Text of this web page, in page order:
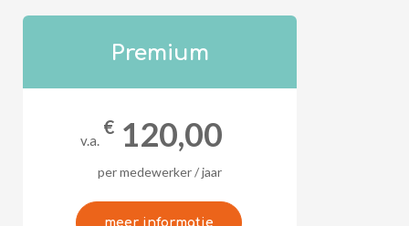
Premium
v.a.
€ 120,00
per medewerker / jaar
meer informatie